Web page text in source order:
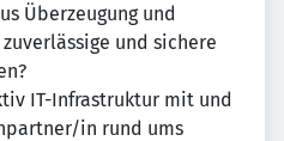
Überzeugung und
und sichere
IT-Infrastruktur mit und
in rund ums